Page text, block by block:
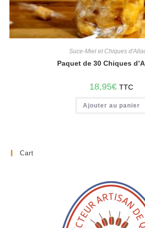
Suce-Miel et Chiques
Paquet de 30 Chiques
18,95€ TTC
Ajouter au panier
Cart